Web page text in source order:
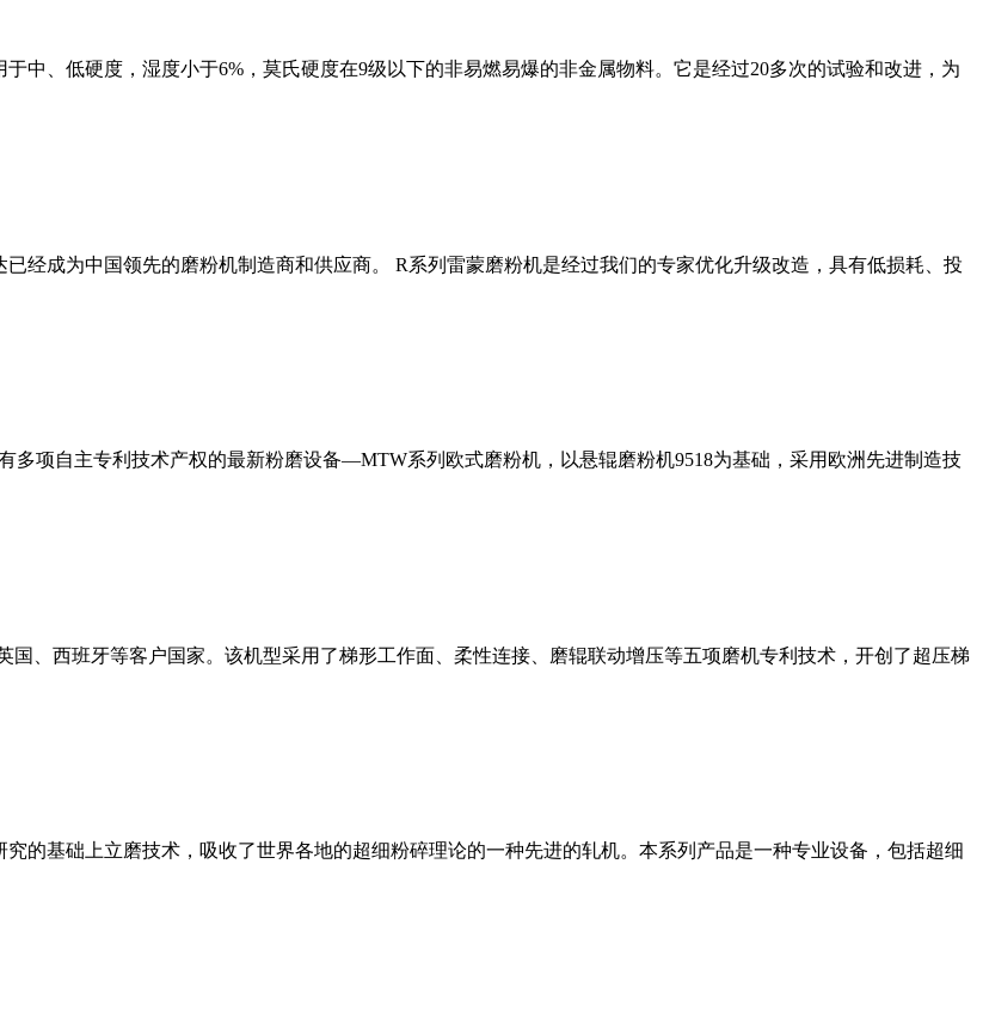
中、低硬度，湿度小于6%，莫氏硬度在9级以下的非易燃易爆的非金属物料。它是经过20多次的试验和改进，为
经成为中国领先的磨粉机制造商和供应商。 R系列雷蒙磨粉机是经过我们的专家优化升级改造，具有低损耗、投
多项自主专利技术产权的最新粉磨设备—MTW系列欧式磨粉机，以悬辊磨粉机9518为基础，采用欧洲先进制造技
、西班牙等客户国家。该机型采用了梯形工作面、柔性连接、磨辊联动增压等五项磨机专利技术，开创了超压梯
的基础上立磨技术，吸收了世界各地的超细粉碎理论的一种先进的轧机。本系列产品是一种专业设备，包括超细